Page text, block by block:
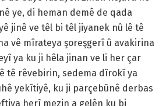
ye, di heman demê de qada
jinê ve têl bi têl jiyanek nû lê tê
vê mîrateya şoreşgerî û avakirina
ya ku ji hêla jinan ve li her çar
tê rêvebirin, sedema dîrokî ya
yekîtiyê, ku ji parçebûnê derbas
herî mezin a gelên ku bi